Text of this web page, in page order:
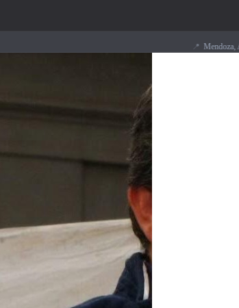
Mendoza, Argentina